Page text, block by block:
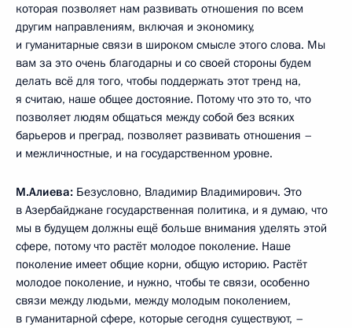
которая позволяет нам развивать отношения по всем
другим направлениям, включая и экономику,
и гуманитарные связи в широком смысле этого слова. Мы
вам за это очень благодарны и со своей стороны будем
делать всё для того, чтобы поддержать этот тренд на,
я считаю, наше общее достояние. Потому что это то, что
позволяет людям общаться между собой без всяких
барьеров и преград, позволяет развивать отношения –
и межличностные, и на государственном уровне.
М.Алиева: Безусловно, Владимир Владимирович. Это
в Азербайджане государственная политика, и я думаю, что
мы в будущем должны ещё больше внимания уделять этой
сфере, потому что растёт молодое поколение. Наше
поколение имеет общие корни, общую историю. Растёт
молодое поколение, и нужно, чтобы те связи, особенно
связи между людьми, между молодым поколением,
в гуманитарной сфере, которые сегодня существуют, –